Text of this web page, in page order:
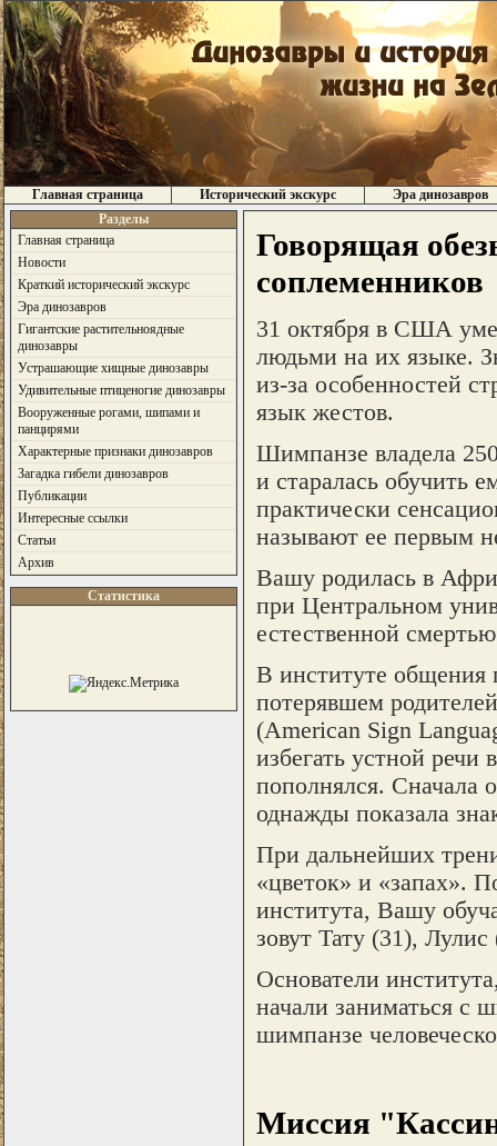
Главная страница Исторический экскурс
Эра динозавров
Разделы
Главная страница
Новости
Краткий исторический экскурс
Эра динозавров
Гигантские растительноядные
динозавры
Устрашающие хищные динозавры
Удивительные птиценогие динозавры
Вооруженные рогами, шипами и
панцирями
Характерные признаки динозавров
Загадка гибели динозавров
Публикации
Интересные ссылки
Статьи
Архив
Статистика
Говорящая
соплеменников
31 октября в США
людьми на их языке.
из-за особенностей
язык жестов.
Шимпанзе владела
и старалась обучить
практически
называют ее первым
Вашу родилась в
при Центральном
естественной
В институте общения
потерявшем
(American Sign
избегать устной
пополнялся. Сначала
однажды показала
При дальнейших
«цветок» и «запах».
института, Вашу
зовут Тату (31),
Основатели
начали заниматься с
шимпанзе
Миссия